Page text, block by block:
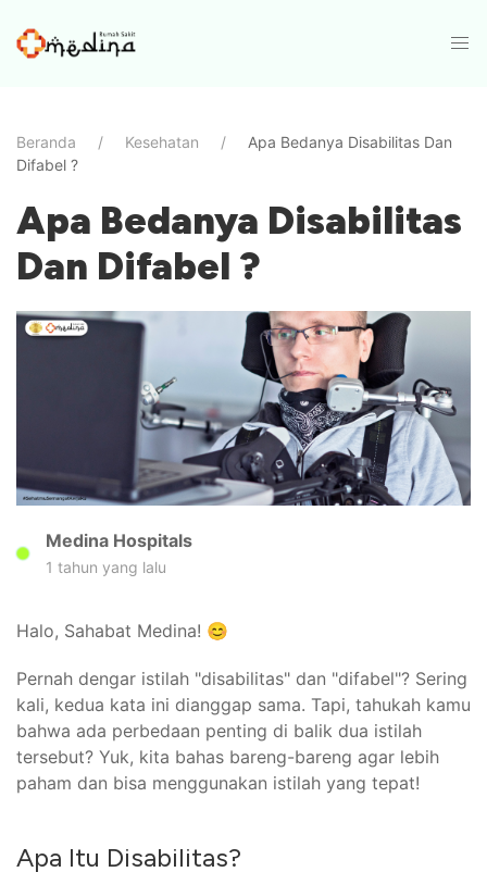
Beranda Kesehatan
Apa Bedanya Disabilitas Dan
Difabel ?
Apa Bedanya Disabilitas
Dan Difabel ?
Medina Hospitals
1 tahun yang lalu
Halo, Sahabat Medina! 😊
Pernah dengar istilah "disabilitas" dan "difabel"? Sering
kali, kedua kata ini dianggap sama. Tapi, tahukah kamu
bahwa ada perbedaan penting di balik dua istilah
tersebut? Yuk, kita bahas bareng-bareng agar lebih
paham dan bisa menggunakan istilah yang tepat!
Apa Itu Disabilitas?